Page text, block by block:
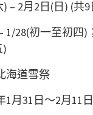
– 2月2日(日) (共9
1/28(初一至初四)
)
海道雪祭
1月31日～2月11